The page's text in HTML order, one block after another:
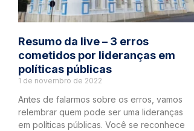
Resumo da live – 3 erros
cometidos por lideranças em
políticas públicas
1 de novembro de 2022
Antes de falarmos sobre os erros, vamos
relembrar quem pode ser uma lideranças
em políticas públicas. Você se reconhece